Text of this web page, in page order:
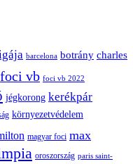
barcelona botrány charles
foci vb foci vb 2022
jégkorong kerékpár
környezetvédelem
magyar foci max
oroszország paris saint-